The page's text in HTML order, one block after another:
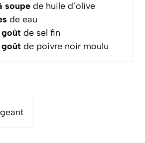
soupe de huile d’olive
de eau
de sel fin
de poivre noir moulu